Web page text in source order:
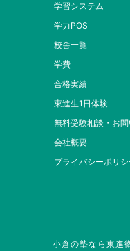
学習システム
学力POS
校舎一覧
学費
合格実績
東進生1日体験
無料受験相談・お
会社概要
プライバシーポリシ
小倉の塾なら東進